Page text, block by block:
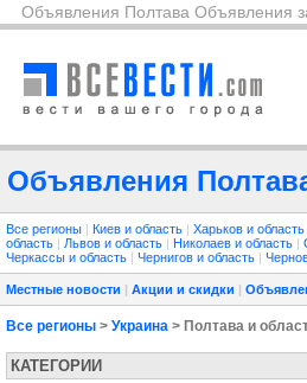
Объявления Полтава Объявления
Объявления
Все регионы | Киев и область | Харьков и область
область | Львов и область | Николаев и область |
Черкассы и область | Чернигов и область |
Местные новости | Акции и скидки |
Все регионы > Украина > Полтава и
КАТЕГОРИИ